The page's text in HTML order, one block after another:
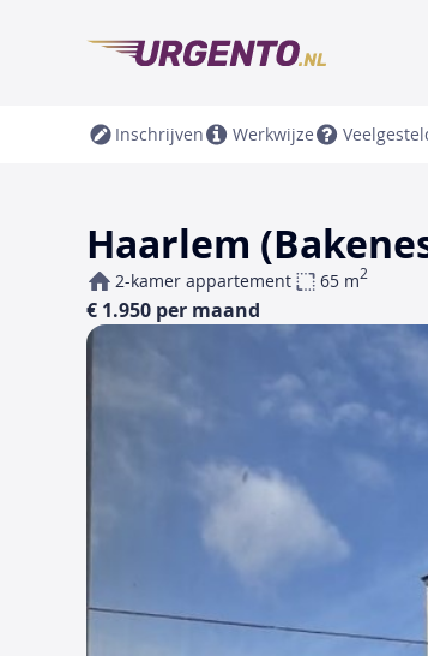
Inschrijven Werkwijze
Haarlem
2-kamer appartement 65 m2
€ 1.950 per maand